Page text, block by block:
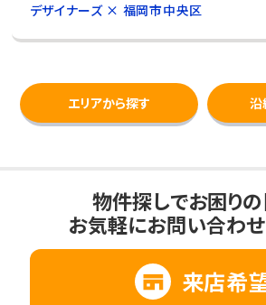
デザイナーズ × 福岡市中央区
エリアから探す 沿
物件探しでお困りの
お気軽にお問い合わ
来店希